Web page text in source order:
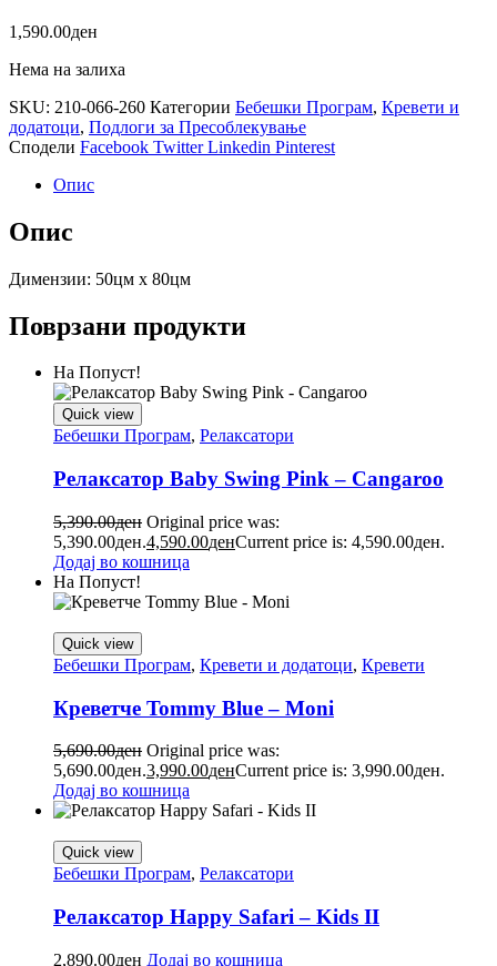
1,590.00ден
Нема на залиха
SKU: 210-066-260 Категории Бебешки Програм, Кревети и
додатоци, Подлоги за Пресоблекување
Сподели Facebook Twitter Linkedin Pinterest
Опис
Опис
Димензии: 50цм х 80цм
Поврзани продукти
На Попуст!
Quick view
Бебешки Програм, Релаксатори
Релаксатор Baby Swing Pink – Cangaroo
5,390.00ден Original price was:
5,390.00ден.4,590.00денCurrent price is: 4,590.00ден.
Додај во кошница
На Попуст!
Quick view
Бебешки Програм, Кревети и додатоци, Кревети
Креветче Tommy Blue – Moni
5,690.00ден Original price was:
5,690.00ден.3,990.00денCurrent price is: 3,990.00ден.
Додај во кошница
Quick view
Бебешки Програм, Релаксатори
Релаксатор Happy Safari – Kids II
2,890.00ден Додај во кошница